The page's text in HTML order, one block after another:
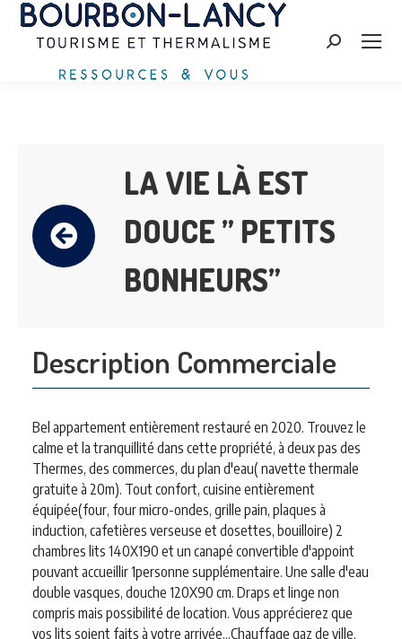
Zoeken:
LA VIE LÀ EST
DOUCE ” PETITS
BONHEURS”
Description Commerciale
Bel appartement entièrement restauré en 2020. Trouvez le
calme et la tranquillité dans cette propriété, à deux pas des
Thermes, des commerces, du plan d'eau( navette thermale
gratuite à 20m). Tout confort, cuisine entièrement
équipée(four, four micro-ondes, grille pain, plaques à
induction, cafetières verseuse et dosettes, bouilloire) 2
chambres lits 140X190 et un canapé convertible d'appoint
pouvant accueillir 1personne supplémentaire. Une salle d'eau
double vasques, douche 120X90 cm. Draps et linge non
compris mais possibilité de location. Vous apprécierez que
vos lits soient faits à votre arrivée...Chauffage gaz de ville.